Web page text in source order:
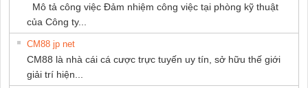
Mô tả công việc Đảm nhiệm công việc tại phòng kỹ thuật
của Công ty...
CM88 jp net
CM88 là nhà cái cá cược trực tuyến uy tín, sở hữu thế giới
giải trí hiện...